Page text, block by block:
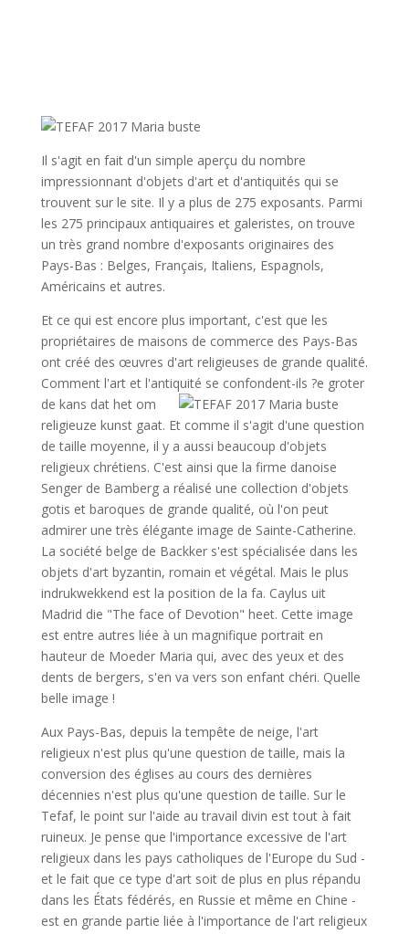
Il s'agit en fait d'un simple aperçu du nombre
impressionnant d'objets d'art et d'antiquités qui se
trouvent sur le site. Il y a plus de 275 exposants. Parmi
les 275 principaux antiquaires et galeristes, on trouve
un très grand nombre d'exposants originaires des
Pays-Bas : Belges, Français, Italiens, Espagnols,
Américains et autres.
Et ce qui est encore plus important, c'est que les
propriétaires de maisons de commerce des Pays-Bas
ont créé des œuvres d'art religieuses de grande qualité.
Comment l'art et l'antiquité se confondent-ils ?e groter
de kans dat het om
religieuze kunst gaat. Et comme il s'agit d'une question
de taille moyenne, il y a aussi beaucoup d'objets
religieux chrétiens. C'est ainsi que la firme danoise
Senger de Bamberg a réalisé une collection d'objets
gotis et baroques de grande qualité, où l'on peut
admirer une très élégante image de Sainte-Catherine.
La société belge de Backker s'est spécialisée dans les
objets d'art byzantin, romain et végétal. Mais le plus
indrukwekkend est la position de la fa. Caylus uit
Madrid die "The face of Devotion" heet. Cette image
est entre autres liée à un magnifique portrait en
hauteur de Moeder Maria qui, avec des yeux et des
dents de bergers, s'en va vers son enfant chéri. Quelle
belle image !
Aux Pays-Bas, depuis la tempête de neige, l'art
religieux n'est plus qu'une question de taille, mais la
conversion des églises au cours des dernières
décennies n'est plus qu'une question de taille. Sur le
Tefaf, le point sur l'aide au travail divin est tout à fait
ruineux. Je pense que l'importance excessive de l'art
religieux dans les pays catholiques de l'Europe du Sud -
et le fait que ce type d'art soit de plus en plus répandu
dans les États fédérés, en Russie et même en Chine -
est en grande partie liée à l'importance de l'art religieux